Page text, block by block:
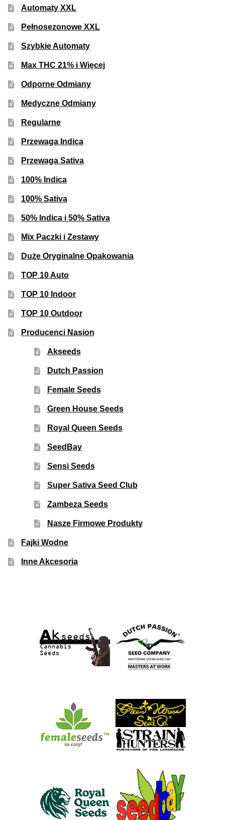
Automaty XXL
Pełnosezonowe XXL
Szybkie Automaty
Max THC 21% i Więcej
Odporne Odmiany
Medyczne Odmiany
Regularne
Przewaga Indica
Przewaga Sativa
100% Indica
100% Sativa
50% Indica i 50% Sativa
Mix Paczki i Zestawy
Duże Oryginalne Opakowania
TOP 10 Auto
TOP 10 Indoor
TOP 10 Outdoor
Producenci Nasion
Akseeds
Dutch Passion
Female Seeds
Green House Seeds
Royal Queen Seeds
SeedBay
Sensi Seeds
Super Sativa Seed Club
Zambeza Seeds
Nasze Firmowe Produkty
Fajki Wodne
Inne Akcesoria